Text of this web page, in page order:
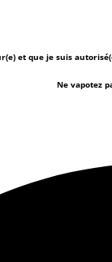
et que je suis
Ne vapotez